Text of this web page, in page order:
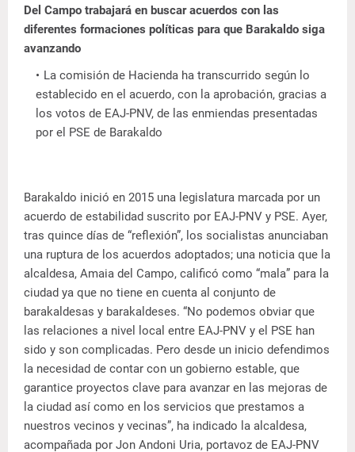
Del Campo trabajará en buscar acuerdos con las
diferentes formaciones políticas para que Barakaldo siga
avanzando
La comisión de Hacienda ha transcurrido según lo
establecido en el acuerdo, con la aprobación, gracias a
los votos de EAJ-PNV, de las enmiendas presentadas
por el PSE de Barakaldo
Barakaldo inició en 2015 una legislatura marcada por un
acuerdo de estabilidad suscrito por EAJ-PNV y PSE. Ayer,
tras quince días de “reflexión”, los socialistas anunciaban
una ruptura de los acuerdos adoptados; una noticia que la
alcaldesa, Amaia del Campo, calificó como “mala” para la
ciudad ya que no tiene en cuenta al conjunto de
barakaldesas y barakaldeses. “No podemos obviar que
las relaciones a nivel local entre EAJ-PNV y el PSE han
sido y son complicadas. Pero desde un inicio defendimos
la necesidad de contar con un gobierno estable, que
garantice proyectos clave para avanzar en las mejoras de
la ciudad así como en los servicios que prestamos a
nuestros vecinos y vecinas”, ha indicado la alcaldesa,
acompañada por Jon Andoni Uria, portavoz de EAJ-PNV